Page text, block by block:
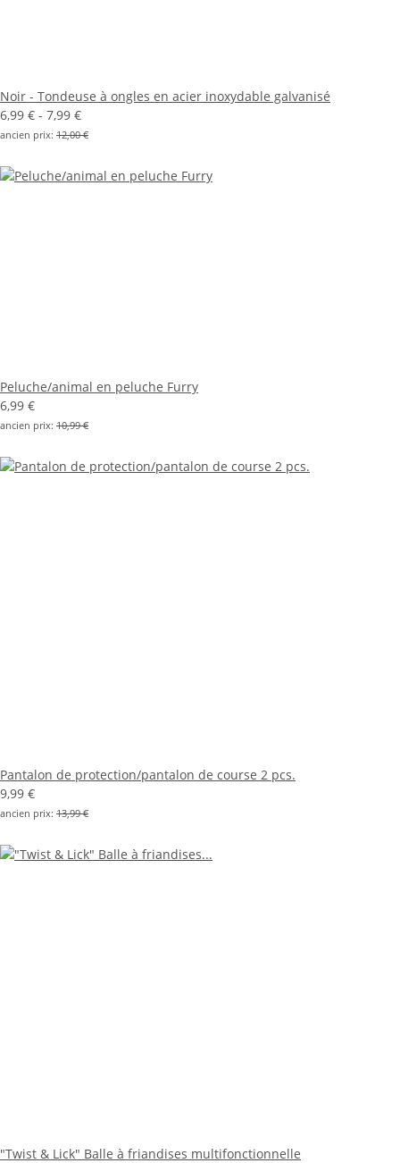
Noir - Tondeuse à ongles en acier inoxydable galvanisé
6,99 € - 7,99 €
ancien prix: 12,00 €
Peluche/animal en peluche Furry
6,99 €
ancien prix: 10,99 €
Pantalon de protection/pantalon de course 2 pcs.
9,99 €
ancien prix: 13,99 €
"Twist & Lick" Balle à friandises multifonctionnelle